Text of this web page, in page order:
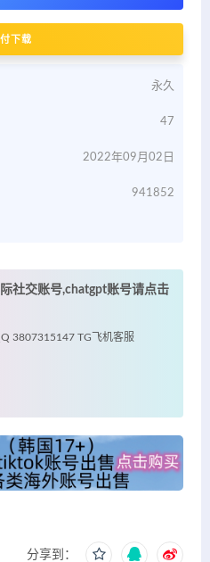
下载
永久
47
2022年09月02日
941852
社交账号,chatgpt账号请点击
3807315147 TG飞机客服
分享到：